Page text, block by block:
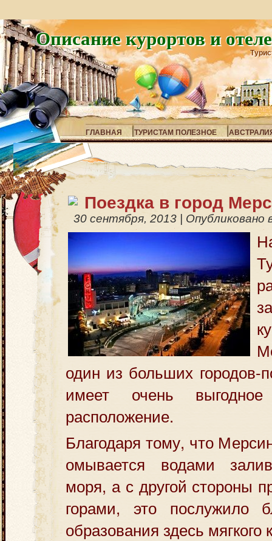
Описание курортов и
ГЛАВНАЯ ТУРИСТАМ ПОЛЕЗНОЕ
Поездка в город
30 сентября, 2013 Опубликовано
один из больших городов-
имеет очень
расположение.
Благодаря тому, что
омывается водами
моря, а с другой стороны
горами, это послужило
образования здесь мягкого